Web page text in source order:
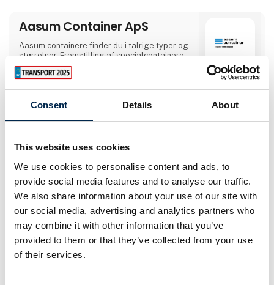
Consent Details About
This website uses cookies
We use cookies to personalise content and ads, to
provide social media features and to analyse our traffic.
We also share information about your use of our site with
our social media, advertising and analytics partners who
may combine it with other information that you’ve
provided to them or that they’ve collected from your use
of their services.
Aasum Container ApS
Aasum containere finder du i talrige typer og
størrelser. Fremstilling af special­containere
og standard­containere til alle formål er et
speciale, som vi har opbygget gennem en
vores store erfaring konstruerer vi containere
forventninger - hvor funktionelt dansk design
grundige kendskab til materialerne og
fremstilling efter håndværksmæssige
traditioner giver containere af høj og holdbar
kvalitet. Vi anvender udelukkende
anerkendte kvalitets komponenter, når vi
bygger containere. Det vil sige, at
3 opslag
kontakt
6 kontakt­
ABB A/S
en mere bæredygtig fremtid med effektivt